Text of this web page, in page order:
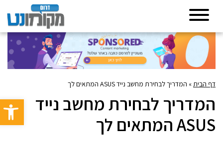
פתח
דף הבית» המדריך לבחירת מחשב נייד ASUS המתאים לך
המדריך לבחירת מחשב נייד
ASUS המתאים לך